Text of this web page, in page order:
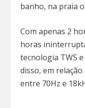
banho, na praia
Com apenas 2
horas
tecnologia TWS
disso, em
entre 70Hz e